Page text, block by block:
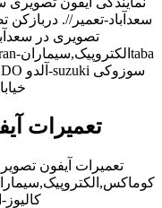
سعدآباد-تعمیر//. دربازکن
تصویری در
تعمیرات
تعمیرات آیفون